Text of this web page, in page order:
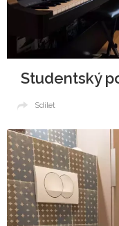
Studentský
Sdílet